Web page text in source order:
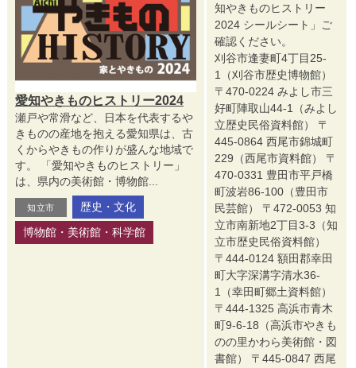
愛知やきものヒストリー2024
瀬戸や常滑など、日本を代表するや
きものの産地を抱える愛知県は、古
くからやきもの作りが盛んな地域で
す。 「愛知やきものヒストリー」
は、県内の美術館・博物館...
知立市
歴史・文化
博物館・美術館・科学館
知やきものヒストリー
2024 シールシート」ご
確認ください。
刈谷市逢妻町4丁目25-
1（刈谷市歴史博物館）
〒470-0224 みよし市三
好町陣取山44-1（みよし
立歴史民俗資料館） 〒
445-0864 西尾市錦城町
229（西尾市資料館） 〒
470-0331 豊田市平戸橋
町波岩86-100（豊田市
民芸館） 〒472-0053 知
立市南新地2丁目3-3（知
立市歴史民俗資料館）
〒444-0124 額田郡幸田
町大字深溝字清水36-
1（幸田町郷土資料館）
〒444-1325 高浜市青木
町9-6-18（高浜市やきも
のの里かわら美術館・図
書館） 〒445-0847 西尾